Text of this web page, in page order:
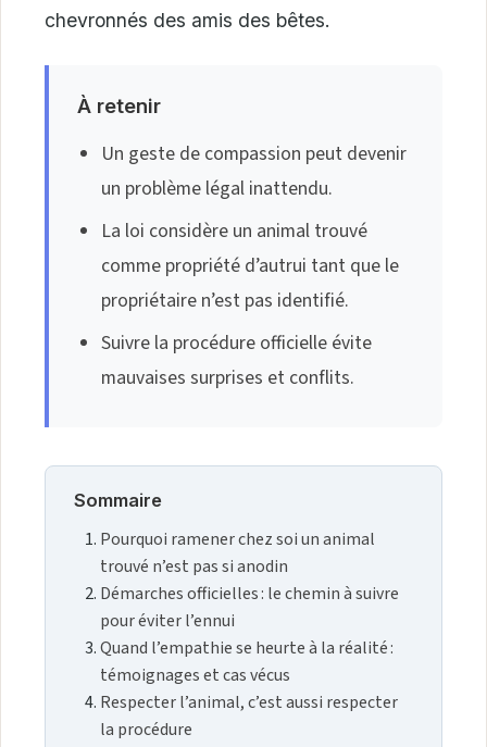
chevronnés des amis des bêtes.
À retenir
Un geste de compassion peut devenir
un problème légal inattendu.
La loi considère un animal trouvé
comme propriété d’autrui tant que le
propriétaire n’est pas identifié.
Suivre la procédure officielle évite
mauvaises surprises et conflits.
Sommaire
Pourquoi ramener chez soi un animal
trouvé n’est pas si anodin
Démarches officielles : le chemin à suivre
pour éviter l’ennui
Quand l’empathie se heurte à la réalité :
témoignages et cas vécus
Respecter l’animal, c’est aussi respecter
la procédure